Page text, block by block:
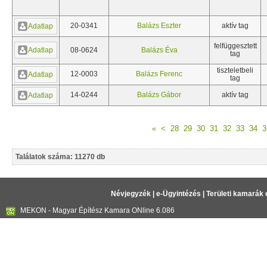
Adatlap 20-0341 Balázs Eszter aktív tag
Adatlap 08-0624 Balázs Éva
felfüggesztett
tag
Adatlap 12-0003 Balázs Ferenc
tiszteletbeli
tag
Adatlap 14-0244 Balázs Gábor aktív tag
« < 28 29 30 31 32 33 34
Találatok száma: 11270 db
Névjegyzék| e-Ügyintézés
Területi kamarák
MEKON - Magyar Építész Kamara ONline 6.086